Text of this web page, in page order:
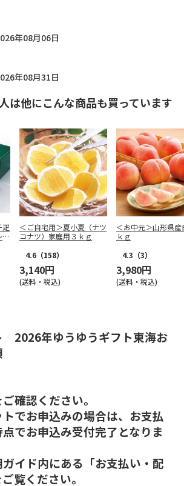
年08月06日
年08月31日
は他にこんな商品も買っています
＜ご自宅用＞夏小夏（ナツ
コナツ）家庭用３ｋｇ
4.6 （158）
3,140円
(送料・税込)
＜お中元＞山形県産
ｋｇ
4.3 （3）
3,980円
(送料・税込)
2026年ゆうゆうギフト東海お
確認ください。
でお申込みの場合は、お支払
でお申込み受付完了となりま
イド内にある「お支払い・配
覧ください。